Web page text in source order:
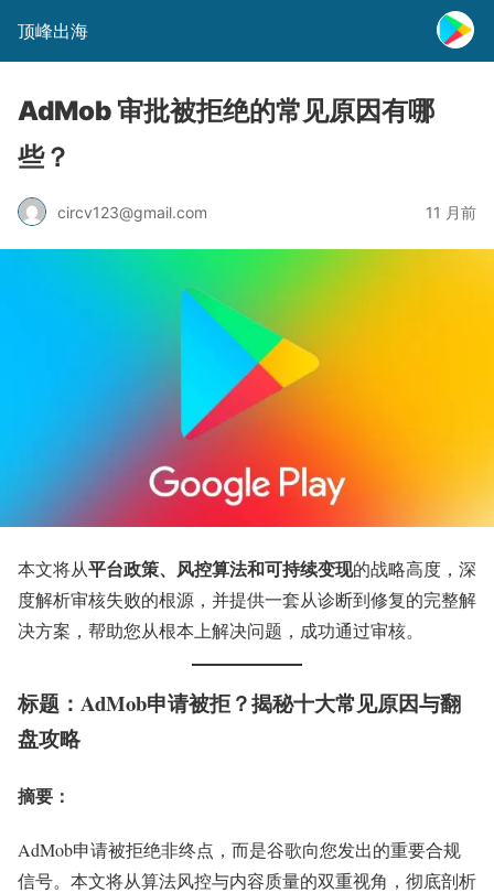
顶峰出海
AdMob 审批被拒绝的常见原因有哪
些？
circv123@gmail.com 11 月前
本文将从平台政策、风控算法和可持续变现的战略高度，深
度解析审核失败的根源，并提供一套从诊断到修复的完整解
决方案，帮助您从根本上解决问题，成功通过审核。
标题：AdMob申请被拒？揭秘十大常见原因与翻
盘攻略
摘要 ：
AdMob申请被拒绝非终点，而是谷歌向您发出的重要合规
信号。本文将从算法风控与内容质量的双重视角，彻底剖析